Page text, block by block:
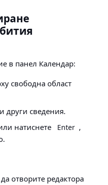
в панел Календар:
свободна област
други сведения.
натиснете Enter ,
отворите редактора